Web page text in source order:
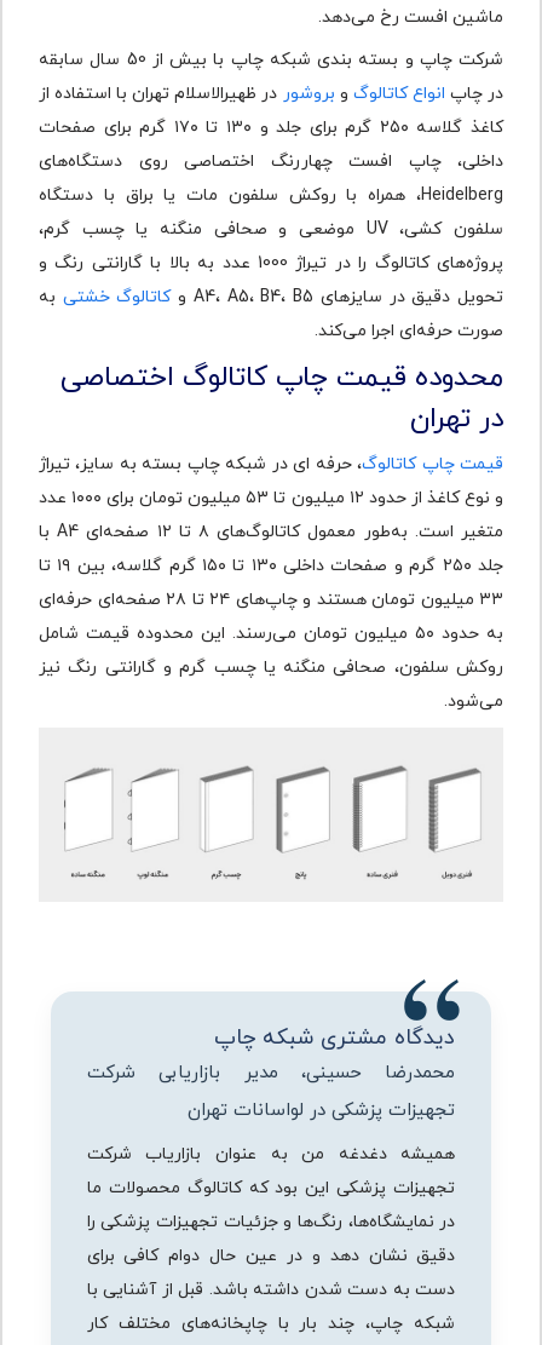
ماشین افست رخ می‌دهد.
شرکت چاپ و بسته بندی شبکه چاپ با بیش از 50 سال سابقه
در چاپ انواع کاتالوگ و بروشور در ظهیرالاسلام تهران با استفاده از
کاغذ گلاسه ۲۵۰ گرم برای جلد و ۱۳۰ تا ۱۷۰ گرم برای صفحات
داخلی، چاپ افست چهاررنگ اختصاصی روی دستگاه‌های
Heidelberg، همراه با روکش سلفون مات یا براق با دستگاه
سلفون کشی، UV موضعی و صحافی منگنه یا چسب گرم،
پروژه‌های کاتالوگ را در تیراژ 1000 عدد به بالا با گارانتی رنگ و
تحویل دقیق در سایزهای A4، A5، B4، B5 و
کاتالوگ خشتی به
‌صورت حرفه‌ای اجرا می‌کند.
محدوده قیمت چاپ کاتالوگ اختصاصی
در تهران
قیمت چاپ کاتالوگ، حرفه ای در شبکه چاپ بسته به سایز، تیراژ
و نوع کاغذ از حدود ۱۲ میلیون تا ۵۳ میلیون تومان برای ۱۰۰۰ عدد
متغیر است. به‌طور معمول کاتالوگ‌های ۸ تا ۱۲ صفحه‌ای A4 با
جلد ۲۵۰ گرم و صفحات داخلی ۱۳۰ تا ۱۵۰ گرم گلاسه، بین ۱۹ تا
۳۳ میلیون تومان هستند و چاپ‌های ۲۴ تا ۲۸ صفحه‌ای حرفه‌ای
به حدود ۵۰ میلیون تومان می‌رسند. این محدوده قیمت شامل
روکش سلفون، صحافی منگنه یا چسب گرم و گارانتی رنگ نیز
می‌شود.
دیدگاه مشتری شبکه چاپ
محمدرضا حسینی، مدیر بازاریابی شرکت
تجهیزات پزشکی در لواسانات تهران
همیشه دغدغه من به عنوان بازاریاب شرکت
تجهیزات پزشکی این بود که کاتالوگ محصولات ما
در نمایشگاه‌ها، رنگ‌ها و جزئیات تجهیزات پزشکی را
دقیق نشان دهد و در عین حال دوام کافی برای
دست به دست شدن داشته باشد. قبل از آشنایی با
شبکه چاپ، چند بار با چاپخانه‌های مختلف کار